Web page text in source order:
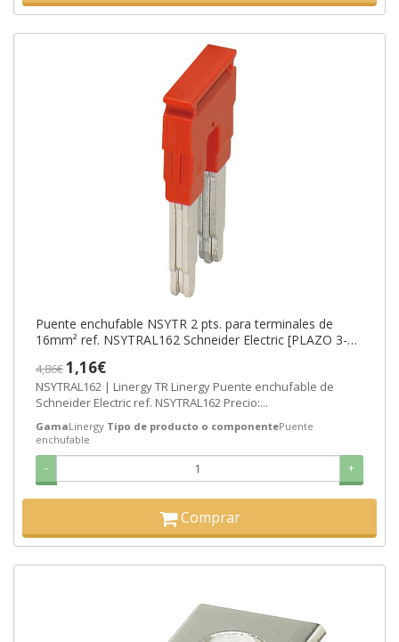
Puente enchufable NSYTR 2 pts. para terminales de
16mm² ref. NSYTRAL162 Schneider Electric [PLAZO 3-6
4,86€1,16€
NSYTRAL162 | Linergy TR Linergy Puente enchufable de
Schneider Electric ref. NSYTRAL162 Precio:...
GamaLinergy Tipo de producto o componentePuente
enchufable
- +
Comprar